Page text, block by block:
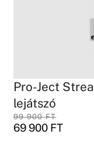
Pro-Ject
lejátszó
99 900FT
69 900 FT